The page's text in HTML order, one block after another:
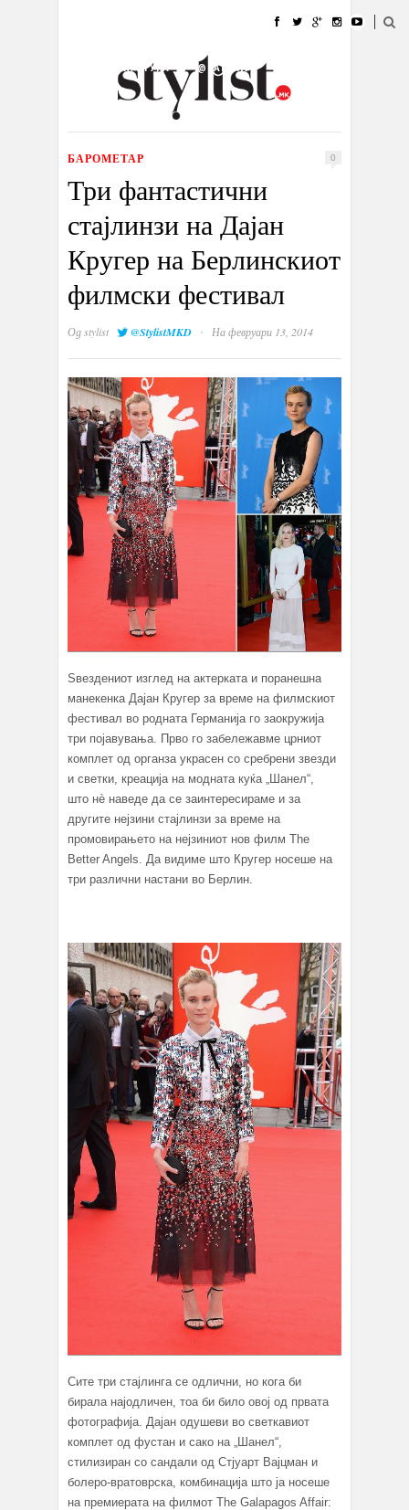
УБАВИНА
КУЛТУРА @РАБОТА
ИЗЛОГ
БАРОМЕТАР 0
Три фантастични
стајлинзи на Дајан
Кругер на Берлинскиот
филмски фестивал
Одstylist @StylistMKD · На февруари 13, 2014
Ѕвездениот изглед на актерката и поранешна
манекенка Дајан Кругер за време на филмскиот
фестивал во родната Германија го заокружија
три појавувања. Прво го забележавме црниот
комплет од органза украсен со сребрени звезди
и светки, креација на модната куќа „Шанел“,
што нè наведе да се заинтересираме и за
другите нејзини стајлинзи за време на
промовирањето на нејзиниот нов филм Тhe
Better Angels. Да видиме што Кругер носеше на
три различни настани во Берлин.
Сите три стајлинга се одлични, но кога би
бирала најодличен, тоа би било овој од првата
фотографија. Дајан одушеви во светкавиот
комплет од фустан и сако на „Шанел“,
стилизиран со сандали од Стјуарт Вајцман и
болеро-вратоврска, комбинација што ја носеше
на премиерата на филмот The Galapagos Affair: